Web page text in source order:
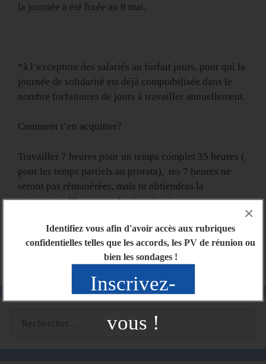
Identifiez vous afin d'avoir accès aux rubriques
confidentielles telles que les accords, les PV de réunion ou
bien les sondages !
Inscrivez-
vous !
×
la journée a été fixée au 8 mai.
*à l’exception des salariés au forfait jours, pour qui la
journée de solidarité est déjà comptabilisée dans le
nombre forfaitaires de jours à travailler annuellement.
Comment t’en acquitter?
Travailler 7 heures pour un temps complet 35 heures (
pour les temps partiels au prorata), tes 7 heures ne
seront pas rémunérées, mais tu obtiendras la
majoration d’heures et de récupération.
(magasins et logistique), ou de RCA (siège), ou de
congé ancienneté.